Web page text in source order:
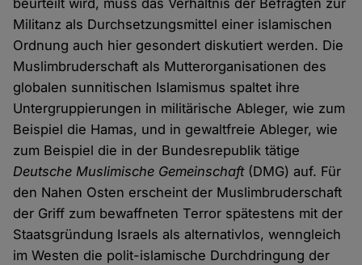
beurteilt wird, muss das Verhältnis der Befragten zur
Militanz als Durchsetzungsmittel einer islamischen
Ordnung auch hier gesondert diskutiert werden. Die
Muslimbruderschaft als Mutterorganisationen des
globalen sunnitischen Islamismus spaltet ihre
Untergruppierungen in militärische Ableger, wie zum
Beispiel die Hamas, und in gewaltfreie Ableger, wie
zum Beispiel die in der Bundesrepublik tätige
Deutsche Muslimische Gemeinschaft(DMG) auf. Für
den Nahen Osten erscheint der Muslimbruderschaft
der Griff zum bewaffneten Terror spätestens mit der
Staatsgründung Israels als alternativlos, wenngleich
im Westen die polit-islamische Durchdringung der